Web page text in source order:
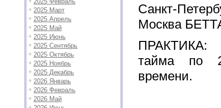
2025 Март
2025 Апрель
2025 Май
2025 Июнь
2025 Сентябрь
2025 Октябрь
2025 Ноябрь
2025 Декабрь
2026 Январь
2026 Февраль
2026 Май
Санкт-
Москва
тайма по
времени.